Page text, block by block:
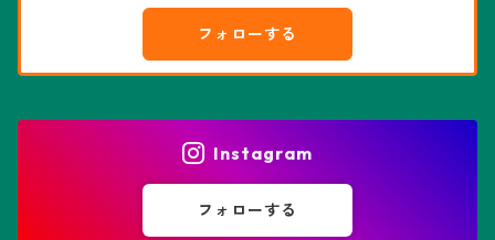
花園兜
エリオシケ属
パキポディウム属
フェネストラリア属
フォローする
Instagram
フォローする